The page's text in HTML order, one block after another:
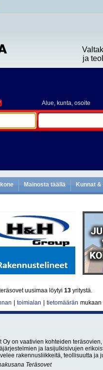
ja
Alue, kunta, osoite
Mainosta täällä Kunnat
uusimaa löytyi 13 yritystä.
toimialan tietomäärän mukaan
Oy on vaativien kohteiden
ja lasijulkisivujen
rakennusliikkeitä, teollisuutta ja
Teräsovet